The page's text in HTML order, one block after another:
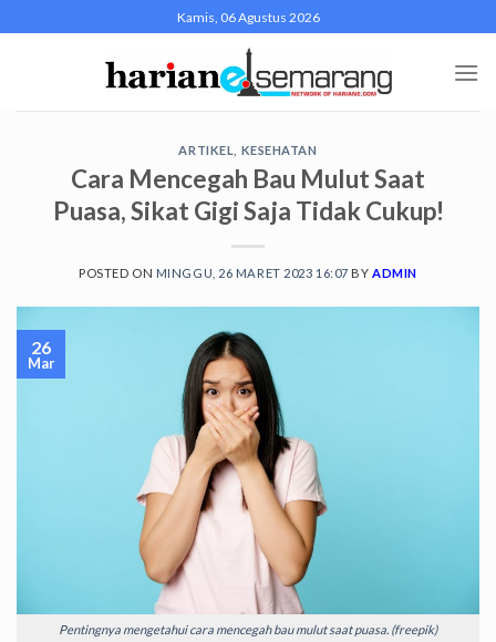
to
Kamis, 06 Agustus 2026
ARTIKEL KESEHATAN
Cara Mencegah Bau Mulut Saat
Puasa, Sikat Gigi Saja Tidak Cukup!
POSTED ON MINGGU, 26 MARET 2023 16:07 BY ADMIN
Pentingnya mengetahui cara mencegah bau mulut saat puasa. (freepik)
26
Mar